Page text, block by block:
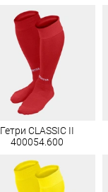
Гетри CLASSIC II
400054.600